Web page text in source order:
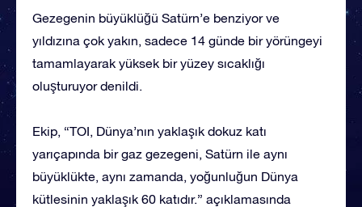
Gezegenin büyüklüğü Satürn’e benziyor ve
yıldızına çok yakın, sadece 14 günde bir yörüngeyi
tamamlayarak yüksek bir yüzey sıcaklığı
oluşturuyor denildi.
Ekip, “TOI, Dünya’nın yaklaşık dokuz katı
yarıçapında bir gaz gezegeni, Satürn ile aynı
büyüklükte, aynı zamanda, yoğunluğun Dünya
kütlesinin yaklaşık 60 katıdır.” açıklamasında